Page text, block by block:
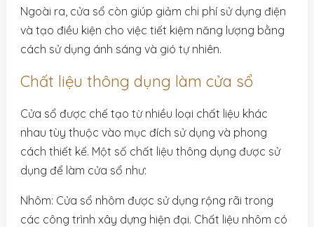
Ngoài ra, cửa sổ còn giúp giảm chi phí sử dụng điện
và tạo điều kiện cho việc tiết kiệm năng lượng bằng
cách sử dụng ánh sáng và gió tự nhiên.
Chất liệu thông dụng làm cửa sổ
Cửa sổ được chế tạo từ nhiều loại chất liệu khác
nhau tùy thuộc vào mục đích sử dụng và phong
cách thiết kế. Một số chất liệu thông dụng được sử
dụng để làm cửa sổ như:
Nhôm: Cửa sổ nhôm được sử dụng rộng rãi trong
các công trình xây dựng hiện đại. Chất liệu nhôm có